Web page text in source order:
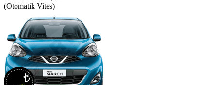
(Otomatik Vites)